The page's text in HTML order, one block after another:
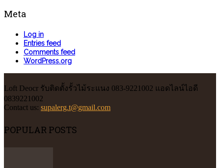
Meta
Log in
Entries feed
Comments feed
WordPress.org
Loft Deocr รับติดตั้งรั้วไม้ระแนง 083-9221002 แอดไลน์ไอดี
0839221002
Contact us: supalerg.t@gmail.com
POPULAR POSTS